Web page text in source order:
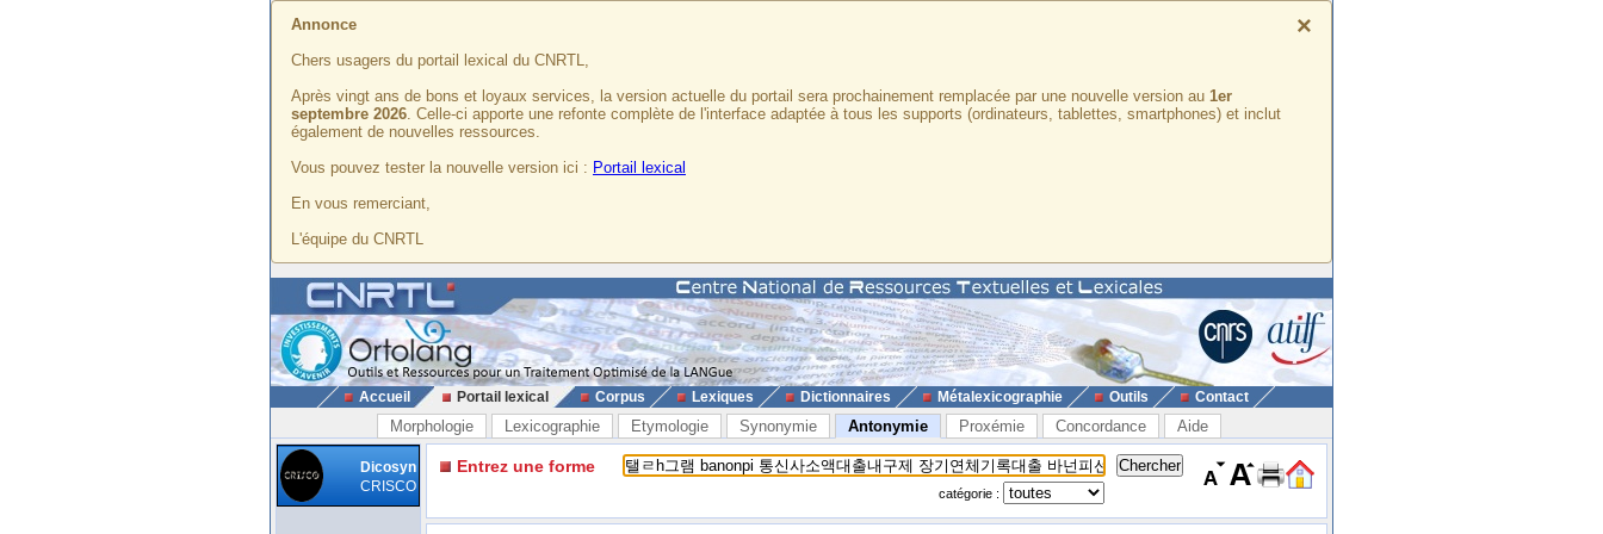
×
Annonce
Chers usagers du portail lexical du CNRTL,
Après vingt ans de bons et loyaux services, la version actuelle du portail sera prochainement remplacée par une nouvelle version au 1er
septembre 2026. Celle-ci apporte une refonte complète de l'interface adaptée à tous les supports (ordinateurs, tablettes, smartphones) et inclut
également de nouvelles ressources.
Vous pouvez tester la nouvelle version ici : Portail lexical
En vous remerciant,
L'équipe du CNRTL
Accueil Portail lexical Corpus Lexiques Dictionnaires Métalexicographie Outils Contact
Morphologie Lexicographie Etymologie Synonymie Antonymie Proxémie Concordance Aide
Dicosyn
CRISCO
Entrez une forme
catégorie :